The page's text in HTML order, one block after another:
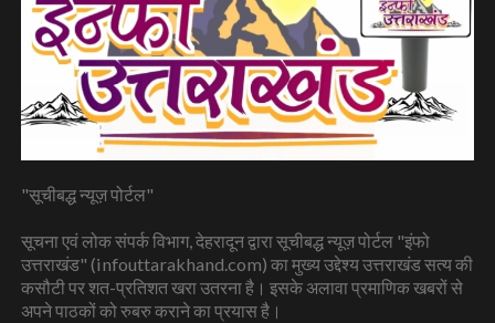
"सूचीबद्ध न्यूज़ पोर्टल"
सूचना एवं लोक संपर्क विभाग, देहरादून द्वारा सूचीबद्ध न्यूज़ पोर्टल "इंफो
उत्तराखंड" (infouttarakhand.com) का मुख्य उद्देश्य उत्तराखंड सत्य की
कसौटी पर शत-प्रतिशत खरा उतरना है। इसके अलावा प्रमाणिक खबरों से
अपने पाठकों को रुबरु कराने का प्रयास है।